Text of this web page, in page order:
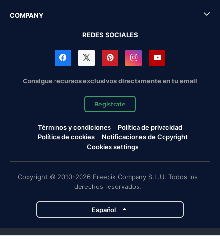
COMPANY
REDES SOCIALES
Consigue recursos exclusivos directamente en tu email
Regístrate
Términos y condiciones
Política de privacidad
Política de cookies
Notificaciones de Copyright
Cookies settings
Copyright © 2010-2026 Freepik Company S.L.U. Todos los
derechos reservados.
Español